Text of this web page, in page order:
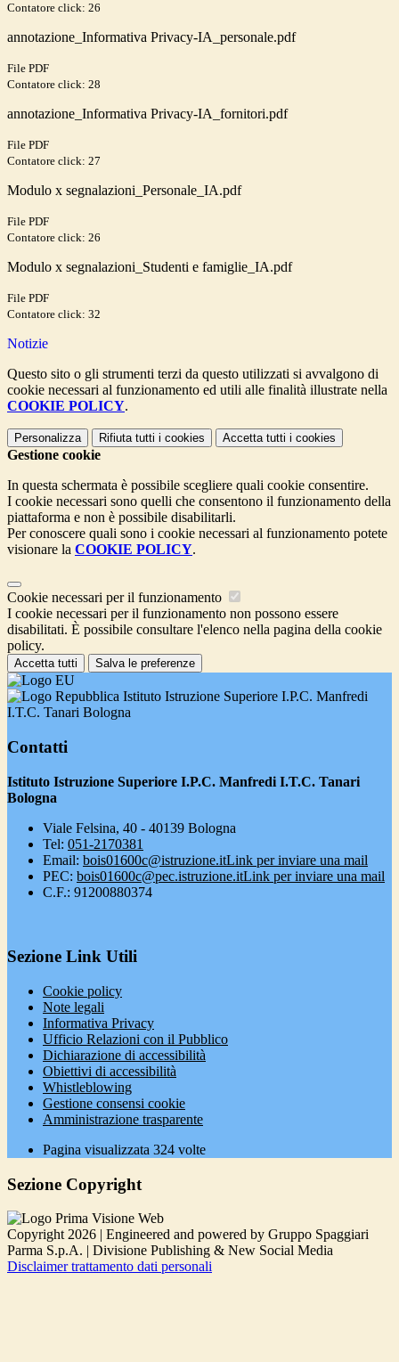
Contatore click: 26
annotazione_Informativa Privacy-IA_personale.pdf
File PDF
Contatore click: 28
annotazione_Informativa Privacy-IA_fornitori.pdf
File PDF
Contatore click: 27
Modulo x segnalazioni_Personale_IA.pdf
File PDF
Contatore click: 26
Modulo x segnalazioni_Studenti e famiglie_IA.pdf
File PDF
Contatore click: 32
Notizie
Questo sito o gli strumenti terzi da questo utilizzati si avvalgono di
cookie necessari al funzionamento ed utili alle finalità illustrate nella
COOKIE POLICY.
Personalizza Rifiuta tutti i cookies Accetta tutti i cookies
Gestione cookie
In questa schermata è possibile scegliere quali cookie consentire.
I cookie necessari sono quelli che consentono il funzionamento della
piattaforma e non è possibile disabilitarli.
Per conoscere quali sono i cookie necessari al funzionamento potete
visionare la COOKIE POLICY.
Cookie necessari per il funzionamento
I cookie necessari per il funzionamento non possono essere
disabilitati. È possibile consultare l'elenco nella pagina della cookie
policy.
Accetta tutti Salva le preferenze
Istituto Istruzione Superiore I.P.C. Manfredi
I.T.C. Tanari Bologna
Contatti
Istituto Istruzione Superiore I.P.C. Manfredi I.T.C. Tanari
Bologna
Viale Felsina, 40 - 40139 Bologna
Tel: 051-2170381
Email: bois01600c@istruzione.itLink per inviare una mail
PEC: bois01600c@pec.istruzione.itLink per inviare una mail
C.F.: 91200880374
Sezione Link Utili
Cookie policy
Note legali
Informativa Privacy
Ufficio Relazioni con il Pubblico
Dichiarazione di accessibilità
Obiettivi di accessibilità
Whistleblowing
Gestione consensi cookie
Amministrazione trasparente
Pagina visualizzata 324 volte
Sezione Copyright
Copyright 2026 | Engineered and powered by Gruppo Spaggiari
Parma S.p.A. | Divisione Publishing & New Social Media
Disclaimer trattamento dati personali